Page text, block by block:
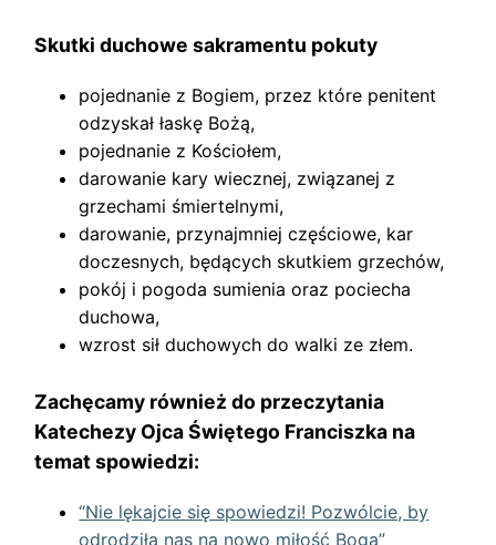
Skutki duchowe sakramentu pokuty
pojednanie z Bogiem, przez które penitent
odzyskał łaskę Bożą,
pojednanie z Kościołem,
darowanie kary wiecznej, związanej z
grzechami śmiertelnymi,
darowanie, przynajmniej częściowe, kar
doczesnych, będących skutkiem grzechów,
pokój i pogoda sumienia oraz pociecha
duchowa,
wzrost sił duchowych do walki ze złem.
Zachęcamy również do przeczytania
Katechezy Ojca Świętego Franciszka na
temat spowiedzi:
“Nie lękajcie się spowiedzi! Pozwólcie, by
odrodziła nas na nowo miłość Boga”